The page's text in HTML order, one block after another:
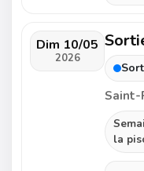
Dim 10/05
2026
Saint-
la